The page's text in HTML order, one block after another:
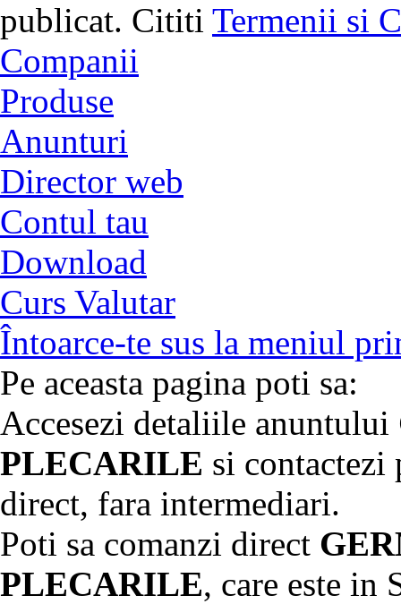
publicat. Cititi Termenii si
Companii
Produse
Anunturi
Director web
Contul tau
Download
Curs Valutar
Întoarce-te sus la meniul
Pe aceasta pagina poti sa:
Accesezi detaliile anuntului
PLECARILE si contactezi
direct, fara intermediari.
Poti sa comanzi direct
PLECARILE, care este in